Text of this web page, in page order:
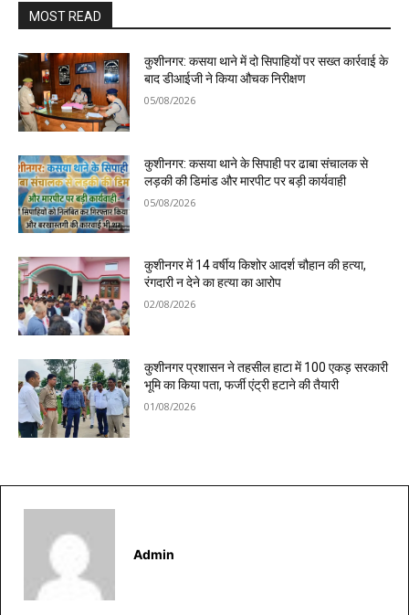
MOST READ
कुशीनगर: कसया थाने में दो सिपाहियों पर सख्त कार्रवाई के
बाद डीआईजी ने किया औचक निरीक्षण
05/08/2026
कुशीनगर: कसया थाने के सिपाही पर ढाबा संचालक से
लड़की की डिमांड और मारपीट पर बड़ी कार्यवाही
05/08/2026
कुशीनगर में 14 वर्षीय किशोर आदर्श चौहान की हत्या,
रंगदारी न देने का हत्या का आरोप
02/08/2026
कुशीनगर प्रशासन ने तहसील हाटा में 100 एकड़ सरकारी
भूमि का किया पता, फर्जी एंट्री हटाने की तैयारी
01/08/2026
Admin